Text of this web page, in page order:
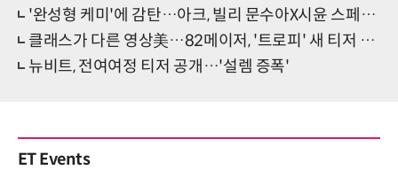
'완성형 케미'에 감탄…아크, 빌리 문수아X시윤 스페셜 컬래버 'WoW'
클래스가 다른 영상美…82메이저, '트로피' 새 티저 오픈
뉴비트, 전여여정 티저 공개…'설렘 증폭'
ET Events